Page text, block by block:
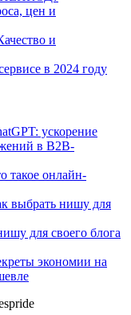
цен и
и
в 2024 году
ускорение
в B2B-
такое онлайн-
выбрать нишу для
для своего блога
экономии на